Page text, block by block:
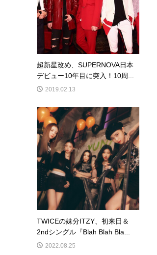
超新星改め、SUPERNOVA日本
デビュー10年目に突入！10周...
2019.02.13
TWICEの妹分ITZY、初来日＆
2ndシングル『Blah Blah Bla...
2022.08.25